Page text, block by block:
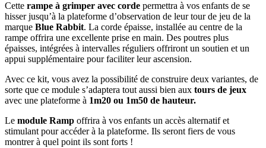
Cette rampe à grimper avec corde permettra à vos enfants de se
hisser jusqu’à la plateforme d’observation de leur tour de jeu de la
marque Blue Rabbit. La corde épaisse, installée au centre de la
rampe offrira une excellente prise en main. Des poutres plus
épaisses, intégrées à intervalles réguliers offriront un soutien et un
appui supplémentaire pour faciliter leur ascension.
Avec ce kit, vous avez la possibilité de construire deux variantes, de
sorte que ce module s’adaptera tout aussi bien aux tours de jeux
avec une plateforme à 1m20 ou 1m50 de hauteur.
Le module Ramp offrira à vos enfants un accès alternatif et
stimulant pour accéder à la plateforme. Ils seront fiers de vous
montrer à quel point ils sont forts !